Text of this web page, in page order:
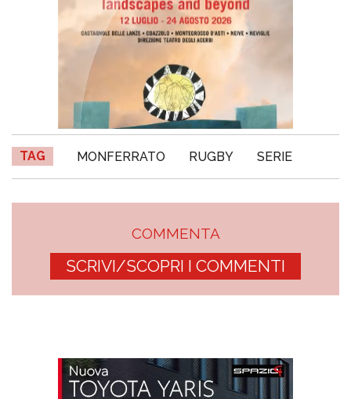
TAG MONFERRATO RUGBY SERIE
COMMENTA
SCRIVI/SCOPRI I COMMENTI